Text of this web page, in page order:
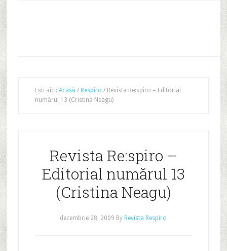
Ești aici: Acasă / Respiro /Revista Re:spiro – Editorial
numărul 13 (Cristina Neagu)
Revista Re:spiro –
Editorial numărul 13
(Cristina Neagu)
decembrie 28, 2009 By Revista Respiro